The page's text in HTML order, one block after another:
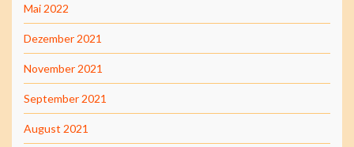
Mai 2022
Dezember 2021
November 2021
September 2021
August 2021